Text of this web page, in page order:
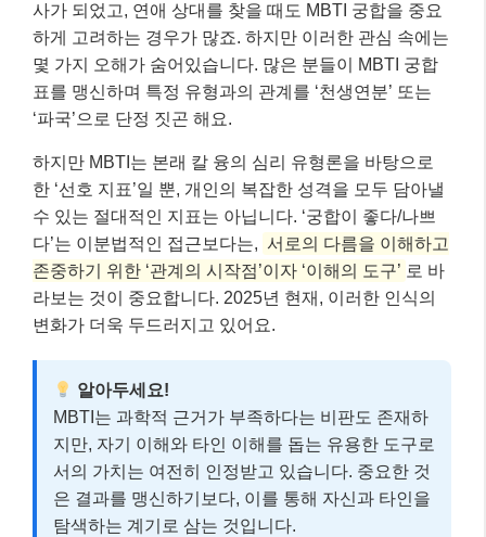
사가 되었고, 연애 상대를 찾을 때도 MBTI 궁합을 중요
하게 고려하는 경우가 많죠. 하지만 이러한 관심 속에는
몇 가지 오해가 숨어있습니다. 많은 분들이 MBTI 궁합
표를 맹신하며 특정 유형과의 관계를 ‘천생연분’ 또는
‘파국’으로 단정 짓곤 해요.
하지만 MBTI는 본래 칼 융의 심리 유형론을 바탕으로
한 ‘선호 지표’일 뿐, 개인의 복잡한 성격을 모두 담아낼
수 있는 절대적인 지표는 아닙니다. ‘궁합이 좋다/나쁘
다’는 이분법적인 접근보다는, 서로의 다름을 이해하고
존중하기 위한 ‘관계의 시작점’이자 ‘이해의 도구’ 로 바
라보는 것이 중요합니다. 2025년 현재, 이러한 인식의
변화가 더욱 두드러지고 있어요.
알아두세요!
MBTI는 과학적 근거가 부족하다는 비판도 존재하
지만, 자기 이해와 타인 이해를 돕는 유용한 도구로
서의 가치는 여전히 인정받고 있습니다. 중요한 것
은 결과를 맹신하기보다, 이를 통해 자신과 타인을
탐색하는 계기로 삼는 것입니다.